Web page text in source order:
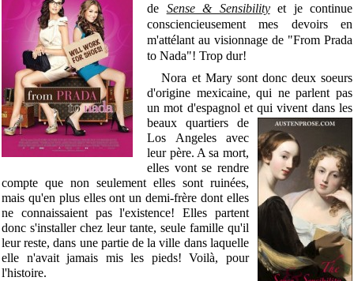
de Sense & Sensibilityet je continue
consciencieusement mes devoirs en
m'attélant au visionnage de "From Prada
to Nada"! Trop dur!
Nora et Mary sont donc deux soeurs
d'origine mexicaine, qui ne parlent pas
un mot d'espagnol et qui vivent dans les
beaux quartiers de
Los Angeles avec
leur père. A sa mort,
elles vont se rendre
compte que non seulement elles sont ruinées,
mais qu'en plus elles ont un demi-frère dont elles
ne connaissaient pas l'existence! Elles partent
donc s'installer chez leur tante, seule famille qu'il
leur reste, dans une partie de la ville dans laquelle
elle n'avait jamais mis les pieds! Voilà, pour
l'histoire.